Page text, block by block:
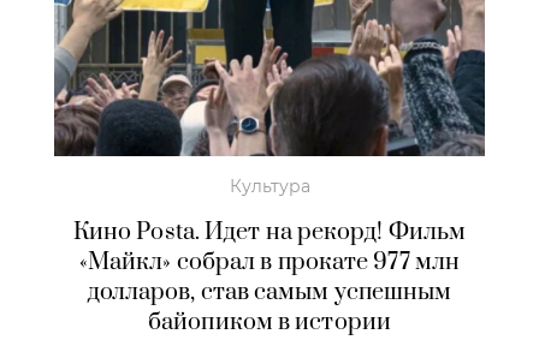
Культура
Кино Posta. Идет на рекорд! Фильм
«Майкл» собрал в прокате 977 млн
долларов, став самым успешным
байопиком в истории